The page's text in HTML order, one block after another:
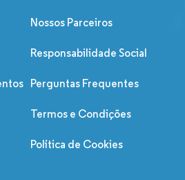
Nossos Parceiros
Responsabilidade Social
Perguntas Frequentes
Termos e Condições
Política de Cookies